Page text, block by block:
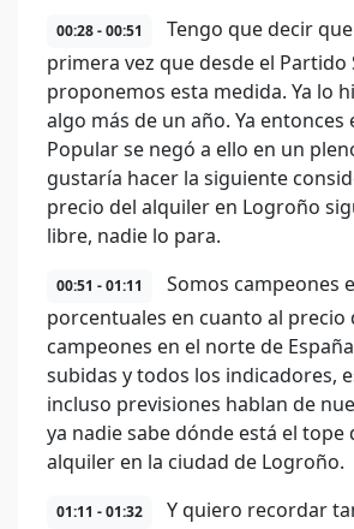
00:28 - 00:51
Tengo que decir
primera vez que desde el Partido
proponemos esta medida. Ya lo
algo más de un año. Ya entonces
Popular se negó a ello en un
gustaría hacer la siguiente
precio del alquiler en Logroño
libre, nadie lo para.
00:51 - 01:11
Somos campeones
porcentuales en cuanto al precio
campeones en el norte de
subidas y todos los indicadores,
incluso previsiones hablan de
ya nadie sabe dónde está el tope
alquiler en la ciudad de Logroño.
01:11 - 01:32
Y quiero recordar